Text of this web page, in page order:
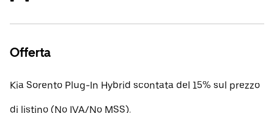
Offerta
Kia Sorento Plug-In Hybrid scontata del 15% sul prezzo
di listino (No IVA/No MSS).